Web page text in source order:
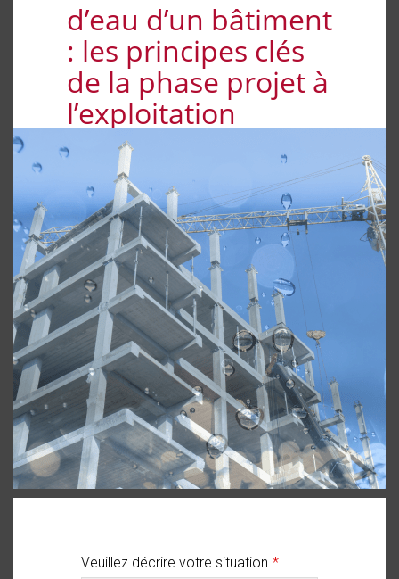
d’eau d’un bâtiment
: les principes clés
de la phase projet à
l’exploitation
Veuillez décrire votre situation